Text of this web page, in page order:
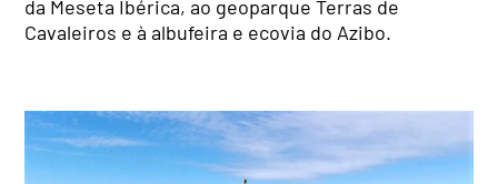
da Meseta Ibérica, ao geoparque Terras de
Cavaleiros e à albufeira e ecovia do Azibo.